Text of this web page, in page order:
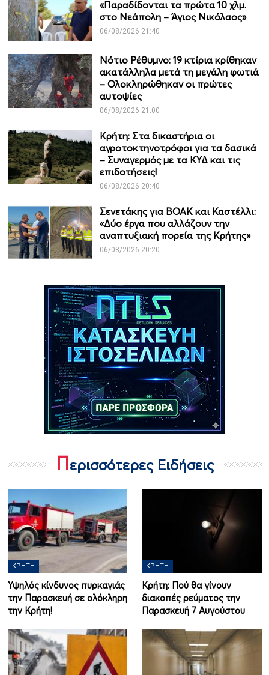
«Παραδίδονται τα πρώτα 10 χλμ.
στο Νεάπολη – Άγιος Νικόλαος»
06/08/2026 21:40
Νότιο Ρέθυμνο: 19 κτίρια κρίθηκαν
ακατάλληλα μετά τη μεγάλη φωτιά
– Ολοκληρώθηκαν οι πρώτες
αυτοψίες
06/08/2026 21:00
Κρήτη: Στα δικαστήρια οι
αγροτοκτηνοτρόφοι για τα δασικά
– Συναγερμός με τα ΚΥΔ και τις
επιδοτήσεις!
06/08/2026 20:40
Σενετάκης για ΒΟΑΚ και Καστέλλι:
«Δύο έργα που αλλάζουν την
αναπτυξιακή πορεία της Κρήτης»
06/08/2026 20:20
Περισσότερες Ειδήσεις
ΚΡΉΤΗ
Υψηλός κίνδυνος πυρκαγιάς
την Παρασκευή σε ολόκληρη
την Κρήτη!
ΚΡΉΤΗ
Κρήτη: Πού θα γίνουν
διακοπές ρεύματος την
Παρασκευή 7 Αυγούστου